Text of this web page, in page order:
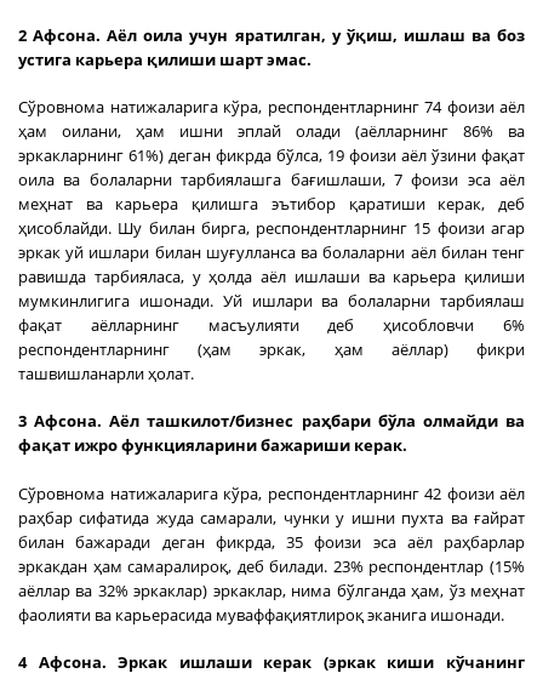
2 Афсона. Аёл оила учун яратилган, у ўқиш, ишлаш ва боз
устига карьера қилиши шарт эмас.
Сўровнома натижаларига кўра, респондентларнинг 74 фоизи аёл
ҳам оилани, ҳам ишни эплай олади (аёлларнинг 86% ва
эркакларнинг 61%) деган фикрда бўлса, 19 фоизи аёл ўзини фақат
оила ва болаларни тарбиялашга бағишлаши, 7 фоизи эса аёл
меҳнат ва карьера қилишга эътибор қаратиши керак, деб
ҳисоблайди. Шу билан бирга, респондентларнинг 15 фоизи агар
эркак уй ишлари билан шуғулланса ва болаларни аёл билан тенг
равишда тарбияласа, у ҳолда аёл ишлаши ва карьера қилиши
мумкинлигига ишонади. Уй ишлари ва болаларни тарбиялаш
фақат аёлларнинг масъулияти деб ҳисобловчи 6%
респондентларнинг (ҳам эркак, ҳам аёллар) фикри
ташвишланарли ҳолат.
3 Афсона. Аёл ташкилот/бизнес раҳбари бўла олмайди ва
фақат ижро функцияларини бажариши керак.
Сўровнома натижаларига кўра, респондентларнинг 42 фоизи аёл
раҳбар сифатида жуда самарали, чунки у ишни пухта ва ғайрат
билан бажаради деган фикрда, 35 фоизи эса аёл раҳбарлар
эркакдан ҳам самаралироқ, деб билади. 23% респондентлар (15%
аёллар ва 32% эркаклар) эркаклар, нима бўлганда ҳам, ўз меҳнат
фаолияти ва карьерасида муваффақиятлироқ эканига ишонади.
4 Афсона. Эркак ишлаши керак (эркак киши кўчанинг